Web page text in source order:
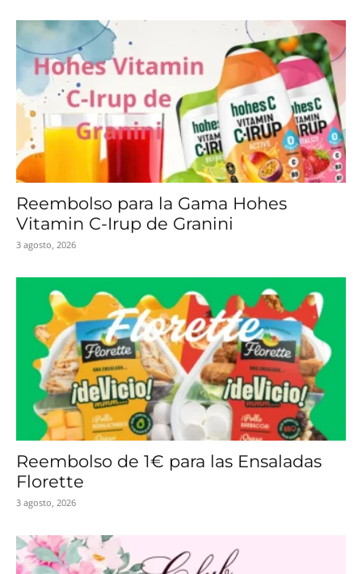
Reembolso para la Gama Hohes
Vitamin C-Irup de Granini
3 agosto, 2026
Reembolso de 1€ para las Ensaladas
Florette
3 agosto, 2026